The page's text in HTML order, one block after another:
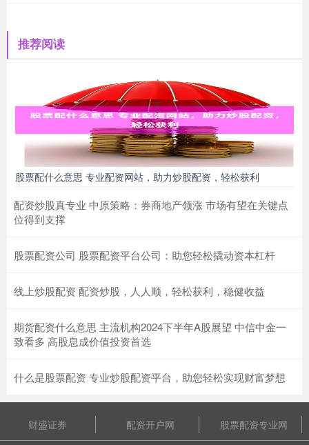
推荐阅读
股票配什么意思 专业配资网站，助力炒股配资，轻松获利
配资炒股真专业 中原策略：券商地产领涨 市场有望在关键点
位得到支撑
股票配资公司 股票配资平台公司：助您轻松撬动资本杠杆
线上炒股配资 配资炒股，人人顺，轻松获利，稳健收益
期货配资什么意思 主流机构2024下半年A股展望 中信中金一
致看多 高股息成价值投资首选
什么是股票配资 专业炒股配资平台，助您轻松实现财富梦想
财盛证券 配资开户网 股票配资专业网